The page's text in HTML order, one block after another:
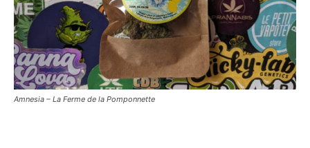
Amnesia – La Ferme de la Pomponnette